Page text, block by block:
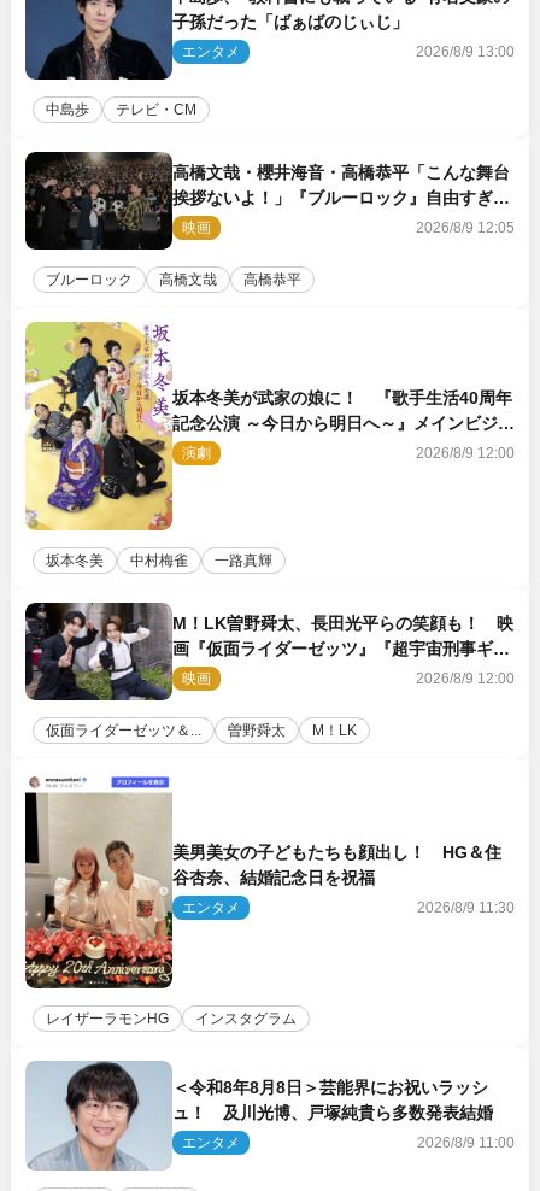
子孫だった「ばぁばのじぃじ」
エンタメ 2026/8/9 13:00
中島歩 テレビ・CM
高橋文哉・櫻井海音・高橋恭平「こんな舞台
挨拶ないよ！」『ブルーロック』自由すぎる
イベントレポート
映画 2026/8/9 12:05
ブルーロック 高橋文哉 高橋恭平
坂本冬美が武家の娘に！ 『歌手生活40周年
記念公演 ～今日から明日へ～』メインビジュ
アル公開
演劇 2026/8/9 12:00
坂本冬美 中村梅雀 一路真輝
M！LK曽野舜太、長田光平らの笑顔も！ 映
画『仮面ライダーゼッツ』『超宇宙刑事ギャ
バン インフィニティ』オフショット到着
映画 2026/8/9 12:00
仮面ライダーゼッツ＆... 曽野舜太 M！LK
美男美女の子どもたちも顔出し！ HG＆住
谷杏奈、結婚記念日を祝福
エンタメ 2026/8/9 11:30
レイザーラモンHG インスタグラム
＜令和8年8月8日＞芸能界にお祝いラッシ
ュ！ 及川光博、戸塚純貴ら多数発表結婚
エンタメ 2026/8/9 11:00